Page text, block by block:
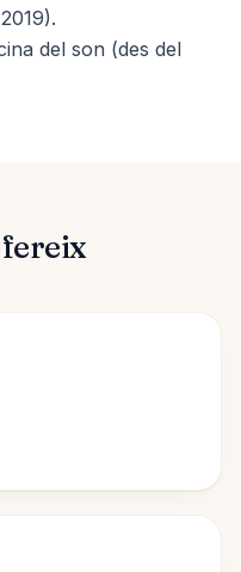
del son (des del